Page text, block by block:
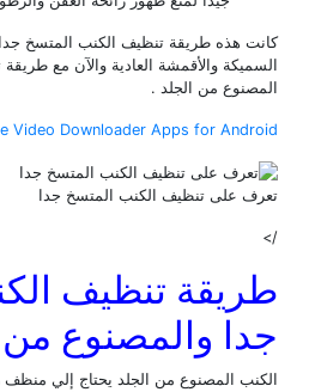
هذه طريقة تنظيف الكنب المتسخ جدا
والأقمشة العادية والآن مع طريقة تنظيف
من الجلد .
YouTube Video Downloader Apps for
على تنظيف الكنب المتسخ جدا
تنظيف الكنب
والمصنوع من
المصنوع من الجلد يحتاج إلي منظف زيتي